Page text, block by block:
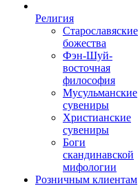
Религия
Старославяские
божества
Фэн-Шуй-
восточная
философия
Мусульманские
сувениры
Христианские
сувениры
Боги
скандинавской
мифологии
Розничным клиентам